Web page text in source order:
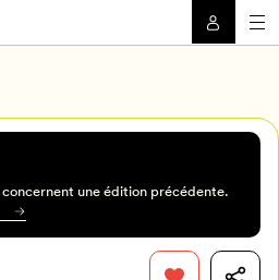
une édition précédente.